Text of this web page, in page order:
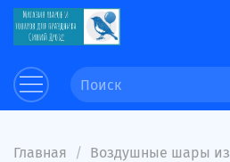
Главная
Воздушные шары